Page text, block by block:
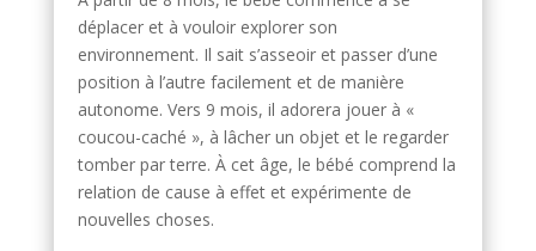
déplacer et à vouloir explorer son
environnement. Il sait s’asseoir et passer d’une
position à l’autre facilement et de manière
autonome. Vers 9 mois, il adorera jouer à «
coucou-caché », à lâcher un objet et le regarder
tomber par terre. À cet âge, le bébé comprend la
relation de cause à effet et expérimente de
nouvelles choses.